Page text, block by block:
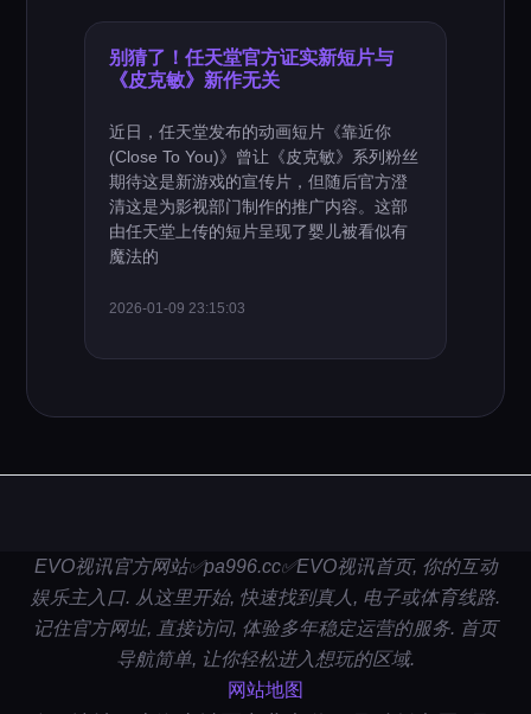
别猜了！任天堂官方证实新短片与
《皮克敏》新作无关
近日，任天堂发布的动画短片《靠近你
(Close To You)》曾让《皮克敏》系列粉丝
期待这是新游戏的宣传片，但随后官方澄
清这是为影视部门制作的推广内容。这部
由任天堂上传的短片呈现了婴儿被看似有
魔法的
2026-01-09 23:15:03
EVO视讯官方网站✅pa996.cc✅EVO视讯首页, 你的互动
娱乐主入口. 从这里开始, 快速找到真人, 电子或体育线路.
记住官方网址, 直接访问, 体验多年稳定运营的服务. 首页
导航简单, 让你轻松进入想玩的区域.
网站地图